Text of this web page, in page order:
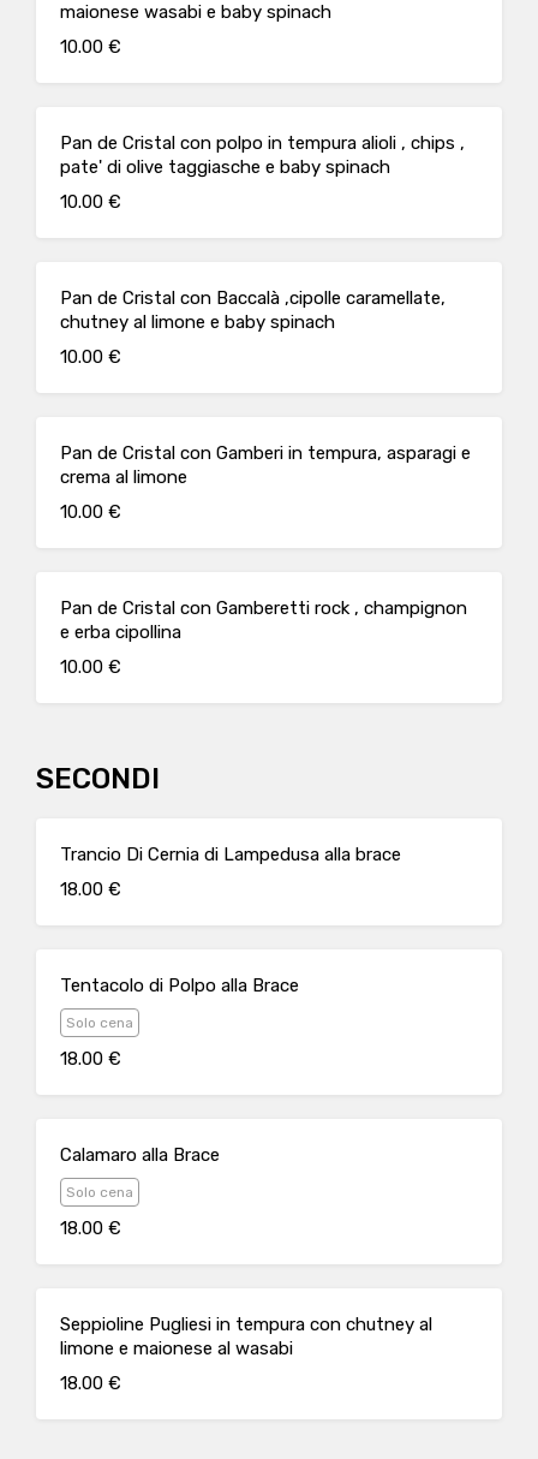
maionese wasabi e baby spinach
10.00 €
Pan de Cristal con polpo in tempura alioli , chips ,
pate' di olive taggiasche e baby spinach
10.00 €
Pan de Cristal con Baccalà ,cipolle caramellate,
chutney al limone e baby spinach
10.00 €
Pan de Cristal con Gamberi in tempura, asparagi e
crema al limone
10.00 €
Pan de Cristal con Gamberetti rock , champignon
e erba cipollina
10.00 €
SECONDI
Trancio Di Cernia di Lampedusa alla brace
18.00 €
Tentacolo di Polpo alla Brace
Solo cena
18.00 €
Calamaro alla Brace
Solo cena
18.00 €
Seppioline Pugliesi in tempura con chutney al
limone e maionese al wasabi
18.00 €